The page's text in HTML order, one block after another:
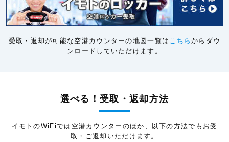
受取・返却が可能な空港カウンターの地図一覧は こちらからダウ
ンロードしていただけます。
選べる！受取・返却方法
イモトのWiFiでは空港カウンターのほか、以下の方法でもお受
取・ご返却いただけます。